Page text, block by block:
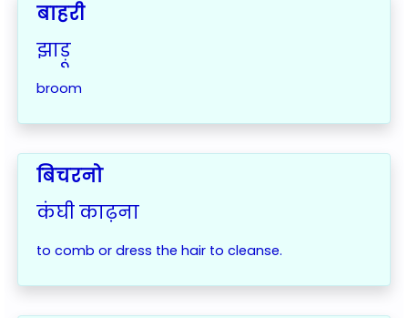
बाहरी
झाड़ू
broom
बिचरनो
कंघी काढ़ना
to comb or dress the hair to cleanse.